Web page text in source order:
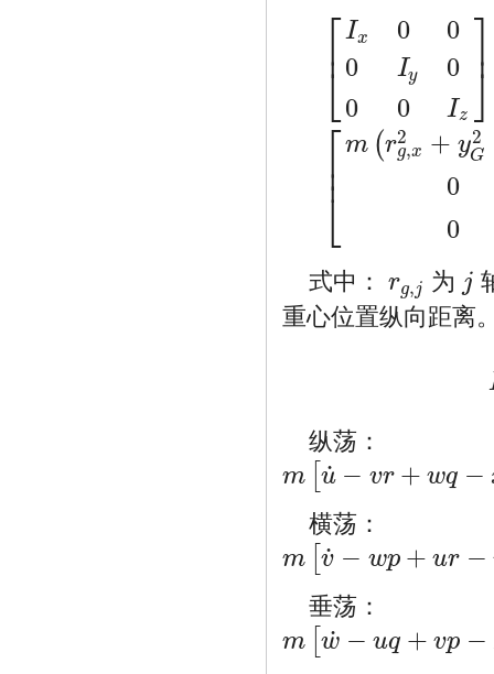
⎡
⎣
⎢ Ix
0
0
0
Iy
0
0
0
Iz
⎤
⎦⎥
⎡
⎣
⎢⎢
m (r2
g,x + y2
G
0
0
00 0Iy0 00Iz]= , + yG
式中： rg,j
rg,j 为 j
j
重心位置纵向距离
纵荡：
m [u
˙ − vr + wq −
m[u˙ vr+wq− G(q2 +r2) +yG(p −r˙) +
横荡：
m [v
˙ − wp + ur −
m[v˙ wp ur− G(r2+ p2)+ zG(qr −p˙) +
垂荡：
m [w
˙ − uq + vp −
m[w uq+ p−z G(p2 q2) +xG(r −q˙